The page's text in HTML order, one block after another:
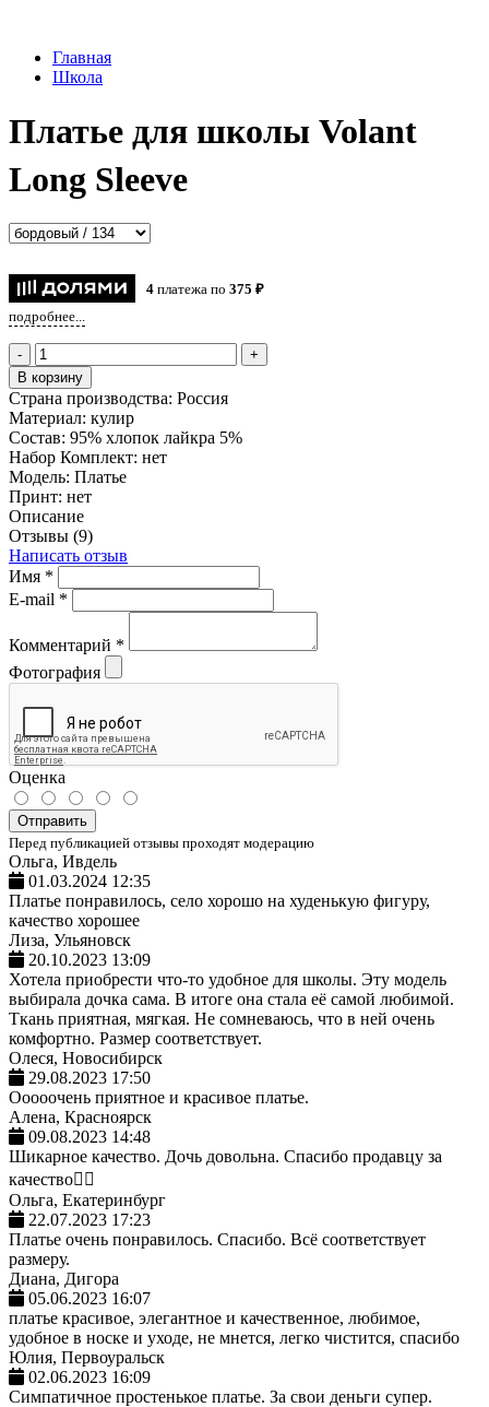
Главная
Школа
Платье для школы Volant
Long Sleeve
4 платежа по 375 ₽
подробнее...
-
+
В корзину
Страна производства: Россия
Материал: кулир
Состав: 95% хлопок лайкра 5%
Набор Комплект: нет
Модель: Платье
Принт: нет
Описание
Отзывы (9)
Написать отзыв
Имя *
E-mail *
Комментарий *
Фотография
Оценка
Отправить
Перед публикацией отзывы проходят модерацию
Ольга, Ивдель
01.03.2024 12:35
Платье понравилось, село хорошо на худенькую фигуру,
качество хорошее
Лиза, Ульяновск
20.10.2023 13:09
Хотела приобрести что-то удобное для школы. Эту модель
выбирала дочка сама. В итоге она стала её самой любимой.
Ткань приятная, мягкая. Не сомневаюсь, что в ней очень
комфортно. Размер соответствует.
Олеся, Новосибирск
29.08.2023 17:50
Ооооочень приятное и красивое платье.
Алена, Красноярск
09.08.2023 14:48
Шикарное качество. Дочь довольна. Спасибо продавцу за
качество👌🏼
Ольга, Екатеринбург
22.07.2023 17:23
Платье очень понравилось. Спасибо. Всё соответствует
размеру.
Диана, Дигора
05.06.2023 16:07
платье красивое, элегантное и качественное, любимое,
удобное в носке и уходе, не мнется, легко чистится, спасибо
Юлия, Первоуральск
02.06.2023 16:09
Симпатичное простенькое платье. За свои деньги супер.